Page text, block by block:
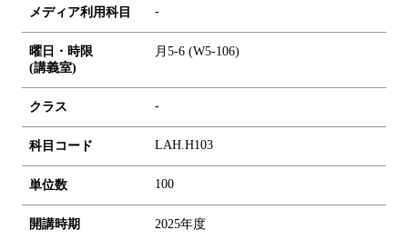
メディア利用科目 -
曜日・時限
(講義室)
月5-6 (W5-106)
クラス -
科目コード LAH.H103
単位数 100
開講時期 2025年度